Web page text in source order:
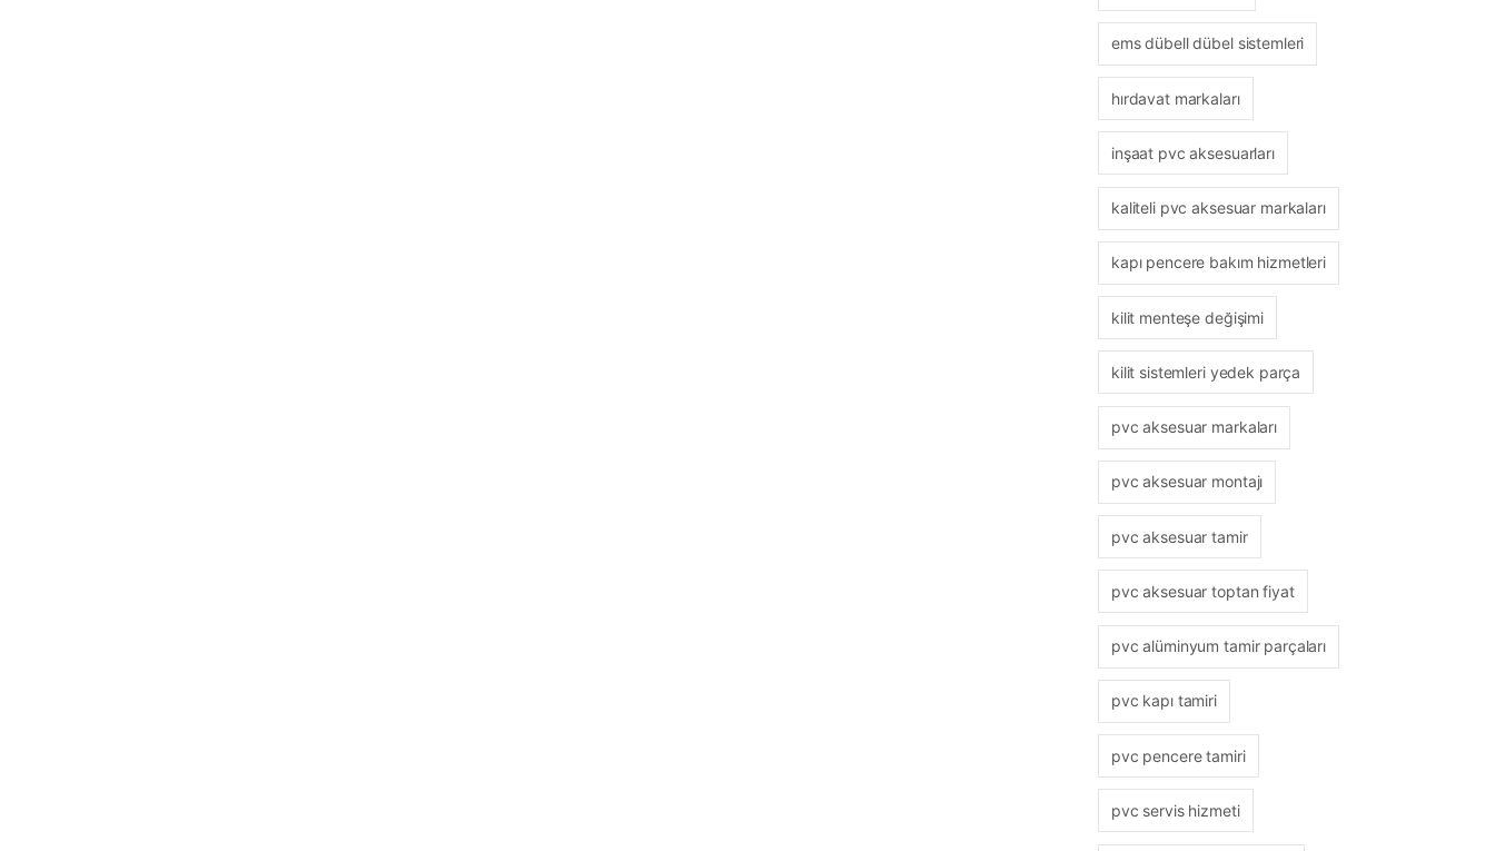
ems dübell dübel sistemleri
hırdavat markaları
inşaat pvc aksesuarları
kaliteli pvc aksesuar markaları
kapı pencere bakım hizmetleri
kilit menteşe değişimi
kilit sistemleri yedek parça
pvc aksesuar markaları
pvc aksesuar montajı
pvc aksesuar tamir
pvc aksesuar toptan fiyat
pvc alüminyum tamir parçaları
pvc kapı tamiri
pvc pencere tamiri
pvc servis hizmeti